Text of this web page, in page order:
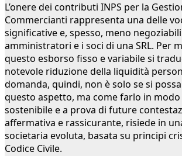
L’onere dei contributi INPS per la
Commercianti rappresenta una delle
significative e, spesso, meno
amministratori e i soci di una SRL. Per
questo esborso fisso e variabile si
notevole riduzione della liquidità
domanda, quindi, non è solo se si
questo aspetto, ma come farlo in modo
sostenibile e a prova di future
affermativa e rassicurante, risiede in
societaria evoluta, basata su principi
Codice Civile.